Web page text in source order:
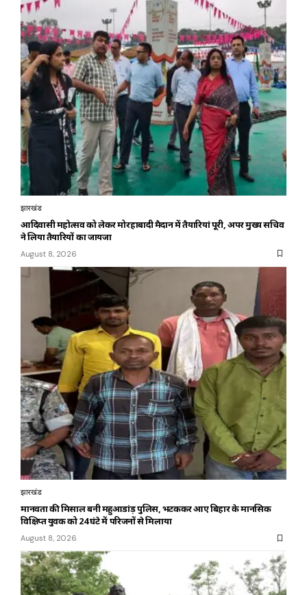
झारखंड
आदिवासी महोत्सव को लेकर मोरहाबादी मैदान में तैयारियां पूरी, अपर मुख्य सचिव
ने लिया तैयारियों का जायजा
August 8, 2026
झारखंड
मानवता की मिसाल बनी महुआडांड़ पुलिस, भटककर आए बिहार के मानसिक
विक्षिप्त युवक को 24 घंटे में परिजनों से मिलाया
August 8, 2026